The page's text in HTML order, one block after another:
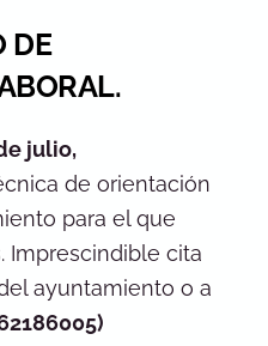
DE
julio,
de orientación
para el que
Imprescindible cita
ayuntamiento o a